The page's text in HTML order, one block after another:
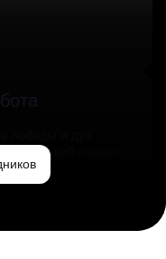
лучший сервис